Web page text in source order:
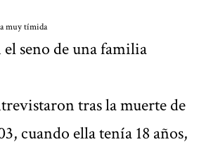
muy tímida
seno de una familia
tras la muerte de
cuando ella tenía 18 años,